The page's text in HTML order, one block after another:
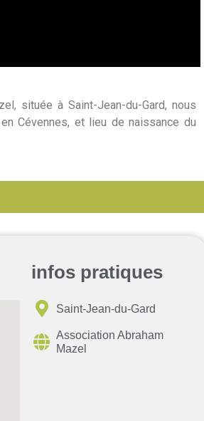
située à Saint-Jean-du-Gard, nous
Cévennes, et lieu de naissance du
infos pratiques
Saint-Jean-du-Gard
Association Abraham
Mazel